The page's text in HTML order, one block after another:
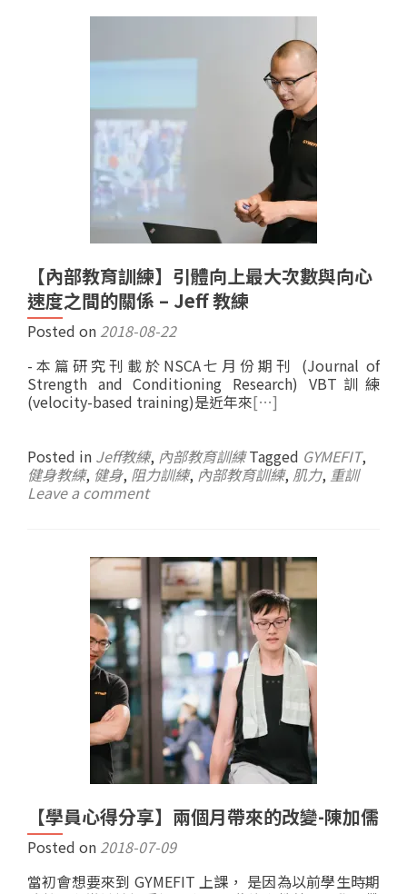
【內部教育訓練】引體向上最大次數與向心
速度之間的關係 – Jeff 教練
Posted on 2018-08-22
-本篇研究刊載於NSCA七月份期刊 (Journal of
Strength and Conditioning Research) VBT訓練
(velocity-based training)是近年來[…]
Posted in Jeff教練, 內部教育訓練 Tagged GYMEFIT,
健身教練, 健身, 阻力訓練, 內部教育訓練, 肌力, 重訓
Leave a comment
【學員心得分享】兩個月帶來的改變-陳加儒
Posted on 2018-07-09
當初會想要來到 GYMEFIT 上課， 是因為以前學生時期